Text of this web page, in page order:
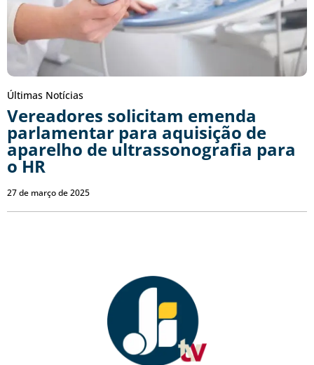
Últimas Notícias
Vereadores solicitam emenda
parlamentar para aquisição de
aparelho de ultrassonografia para
o HR
27 de março de 2025